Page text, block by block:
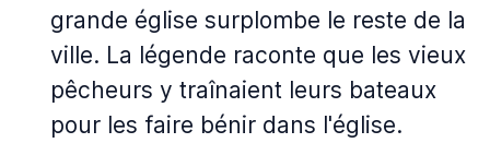
grande église surplombe le reste de la
ville. La légende raconte que les vieux
pêcheurs y traînaient leurs bateaux
pour les faire bénir dans l'église.